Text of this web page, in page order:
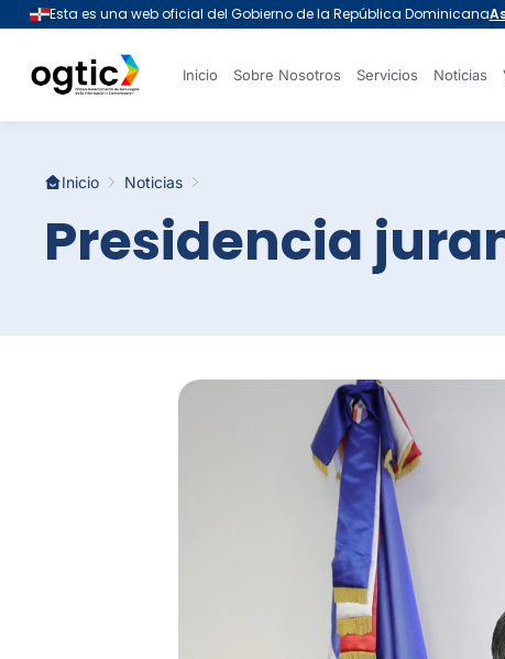
Inicio Sobre Nosotros Servicios Noticias
Inicio Noticias
Presidencia